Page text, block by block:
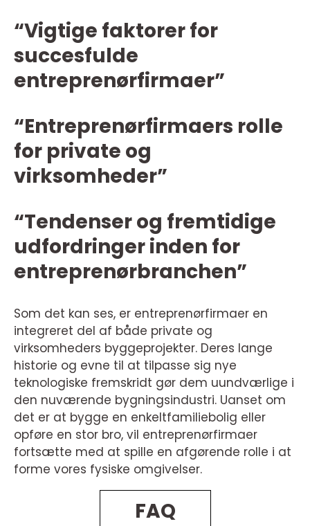
“Vigtige faktorer for
succesfulde
entreprenørfirmaer”
“Entreprenørfirmaers rolle
for private og
virksomheder”
“Tendenser og fremtidige
udfordringer inden for
entreprenørbranchen”
Som det kan ses, er entreprenørfirmaer en
integreret del af både private og
virksomheders byggeprojekter. Deres lange
historie og evne til at tilpasse sig nye
teknologiske fremskridt gør dem uundværlige i
den nuværende bygningsindustri. Uanset om
det er at bygge en enkeltfamiliebolig eller
opføre en stor bro, vil entreprenørfirmaer
fortsætte med at spille en afgørende rolle i at
forme vores fysiske omgivelser.
FAQ